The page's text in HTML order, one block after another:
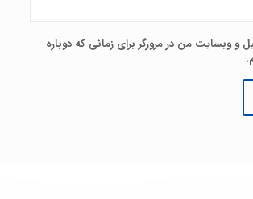
و وبسایت من در مرورگر برای زمانی که دوباره